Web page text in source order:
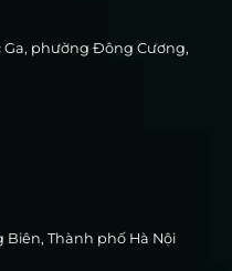
Ga, phường Đông Cương,
Biên, Thành phố Hà Nội